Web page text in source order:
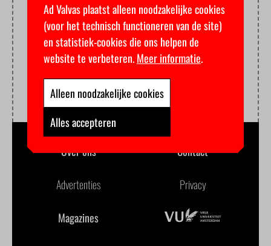
Over ons Contact
Advertenties Privacy
Magazines
Ad Valvas plaatst alleen noodzakelijke cookies
(voor het technisch functioneren van de site)
en statistiek-cookies die ons helpen de
website te verbeteren.Meer informatie.
Alleen noodzakelijke cookies
Alles accepteren